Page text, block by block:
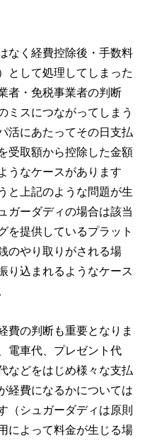
なく経費控除後・手数料
として処理してしまった
者・免税事業者の判断
ミスにつながってしまう
活にあたってその日支払
受取額から控除した金額
うなケースがあります
と上記のような問題が生
ガーダディの場合は該当
を提供しているプラット
のやり取りがされる場
り込まれるようなケース
費の判断も重要となりま
電車代、プレゼント代
などをはじめ様々な支払
経費になるかについては
（シュガーダディは原則
によって料金が生じる場